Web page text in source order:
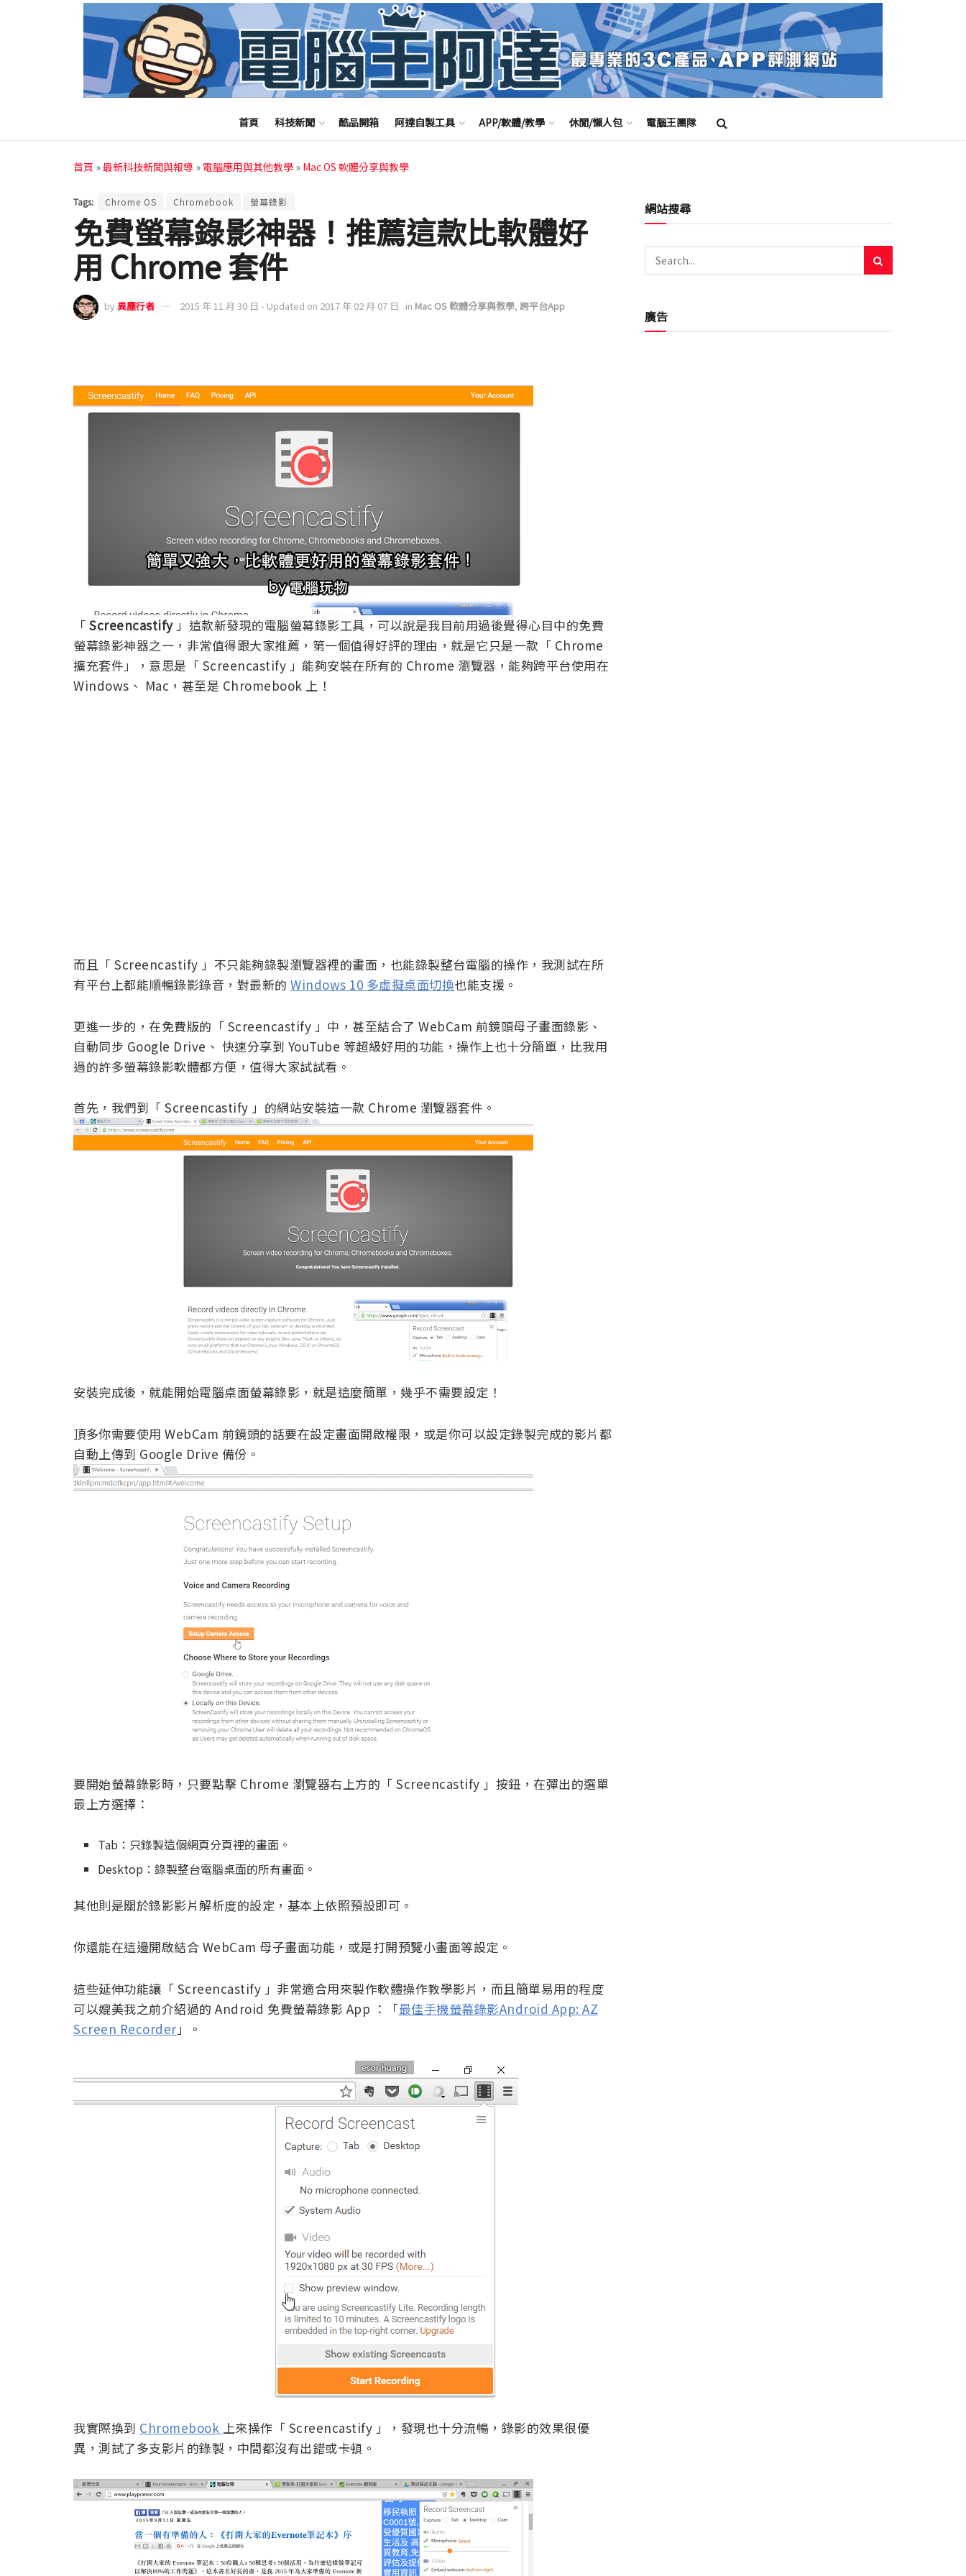
首頁 科技新聞 酷品開箱 阿達自製工具 APP/軟體/教學 休閒/懶人包 電腦王團隊
首頁 »最新科技新聞與報導 » 電腦應用與其他教學 » Mac OS 軟體分享與教學
Tags: Chrome OS Chromebook 螢幕錄影
免費螢幕錄影神器！推薦這款比軟體好
用 Chrome 套件
by異塵行者 2015 年 11 月 30 日 - Updated on 2017 年 02 月 07 日 in Mac OS 軟體分享與教學, 跨平台App
「 Screencastify 」這款新發現的電腦螢幕錄影工具，可以說是我目前用過後覺得心目中的免費
螢幕錄影神器之一，非常值得跟大家推薦，第一個值得好評的理由，就是它只是一款「 Chrome
擴充套件」，意思是「 Screencastify 」能夠安裝在所有的 Chrome 瀏覽器，能夠跨平台使用在
Windows、 Mac，甚至是 Chromebook 上！
而且「 Screencastify 」不只能夠錄製瀏覽器裡的畫面，也能錄製整台電腦的操作，我測試在所
有平台上都能順暢錄影錄音，對最新的 Windows 10 多虛擬桌面切換也能支援。
更進一步的，在免費版的「 Screencastify 」中，甚至結合了 WebCam 前鏡頭母子畫面錄影、
自動同步 Google Drive、 快速分享到 YouTube 等超級好用的功能，操作上也十分簡單，比我用
過的許多螢幕錄影軟體都方便，值得大家試試看。
首先，我們到「 Screencastify 」的網站安裝這一款 Chrome 瀏覽器套件。
安裝完成後，就能開始電腦桌面螢幕錄影，就是這麼簡單，幾乎不需要設定！
頂多你需要使用 WebCam 前鏡頭的話要在設定畫面開啟權限，或是你可以設定錄製完成的影片都
自動上傳到 Google Drive 備份。
要開始螢幕錄影時，只要點擊 Chrome 瀏覽器右上方的「 Screencastify 」按鈕，在彈出的選單
最上方選擇：
Tab：只錄製這個網頁分頁裡的畫面。
Desktop：錄製整台電腦桌面的所有畫面。
其他則是關於錄影影片解析度的設定，基本上依照預設即可。
你還能在這邊開啟結合 WebCam 母子畫面功能，或是打開預覽小畫面等設定。
這些延伸功能讓「 Screencastify 」非常適合用來製作軟體操作教學影片，而且簡單易用的程度
可以媲美我之前介紹過的 Android 免費螢幕錄影 App ：「最佳手機螢幕錄影Android App: AZ
Screen Recorder 」。
我實際換到 Chromebook 上來操作「 Screencastify 」，發現也十分流暢，錄影的效果很優
異，測試了多支影片的錄製，中間都沒有出錯或卡頓。
網站搜尋
廣告